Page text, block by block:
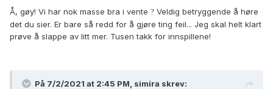
Å, gøy! Vi har nok masse bra i vente ? Veldig betryggende å høre
det du sier. Er bare så redd for å gjøre ting feil... Jeg skal helt klart
prøve å slappe av litt mer. Tusen takk for innspillene!
På 7/2/2021 at 2:45 PM, simira skrev: